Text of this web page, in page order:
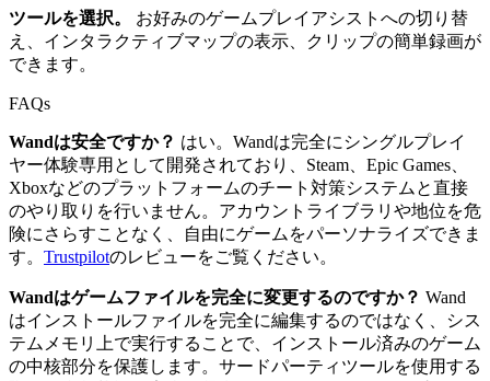
ツールを選択。
お好みのゲームプレイアシストへの切り替
え、インタラクティブマップの表示、クリップの簡単録画が
できます。
FAQs
Wandは安全ですか？ はい。Wandは完全にシングルプレイ
ヤー体験専用として開発されており、Steam、Epic Games、
Xboxなどのプラットフォームのチート対策システムと直接
のやり取りを行いません。アカウントライブラリや地位を危
険にさらすことなく、自由にゲームをパーソナライズできま
す。 Trustpilotのレビューをご覧ください。
Wandはゲームファイルを完全に変更するのですか？ Wand
はインストールファイルを完全に編集するのではなく、シス
テムメモリ上で実行することで、インストール済みのゲーム
の中核部分を保護します。サードパーティツールを使用する